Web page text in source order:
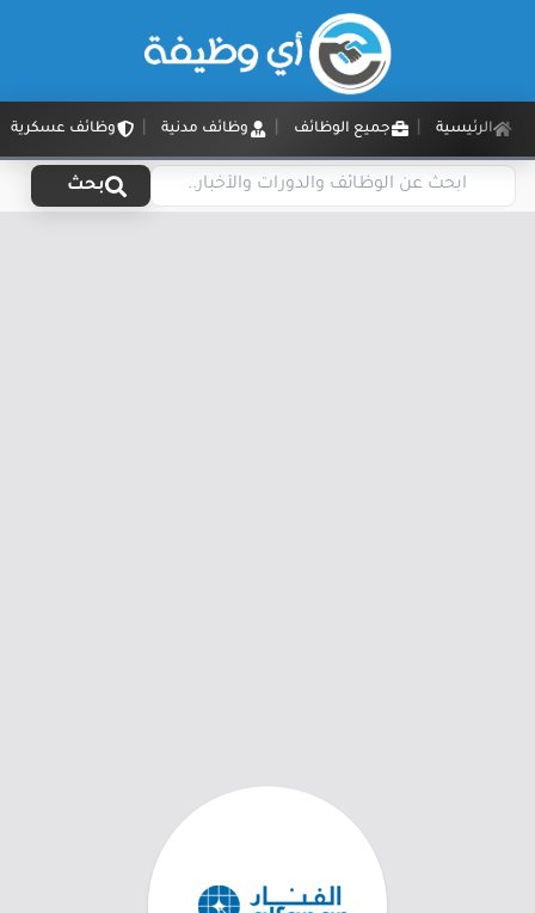
الرئيسية جميع الوظائف وظائف مدنية وظائف عسكرية
بحث